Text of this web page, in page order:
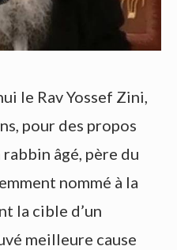
le Rav Yossef Zini,
pour des propos
âgé, père du
nommé à la
la cible d’un
meilleure cause